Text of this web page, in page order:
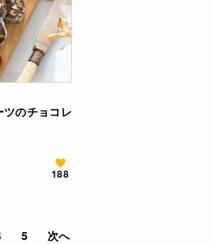
のチョコレ
188
5 次へ